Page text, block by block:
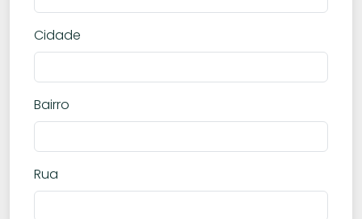
Cidade
Bairro
Rua